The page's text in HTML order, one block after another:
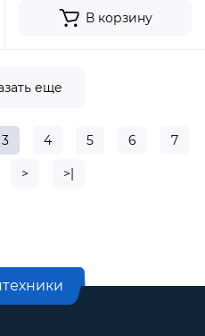
В корзину
еще
3 4 5 6 7
> >|